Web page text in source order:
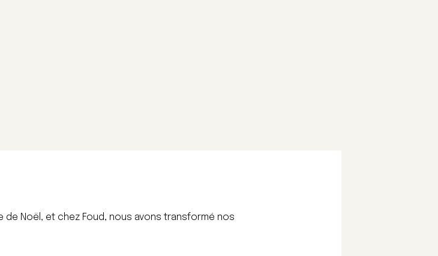
de Noël, et chez Foud, nous avons transformé nos